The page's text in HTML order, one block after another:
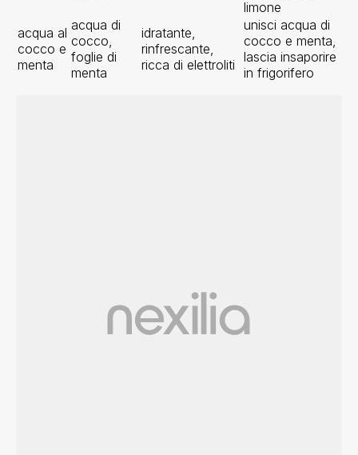
limone
acqua al
cocco e
menta
acqua di
cocco,
foglie di
menta
idratante,
rinfrescante,
ricca di elettroliti
unisci acqua di
cocco e menta,
lascia insaporire
in frigorifero